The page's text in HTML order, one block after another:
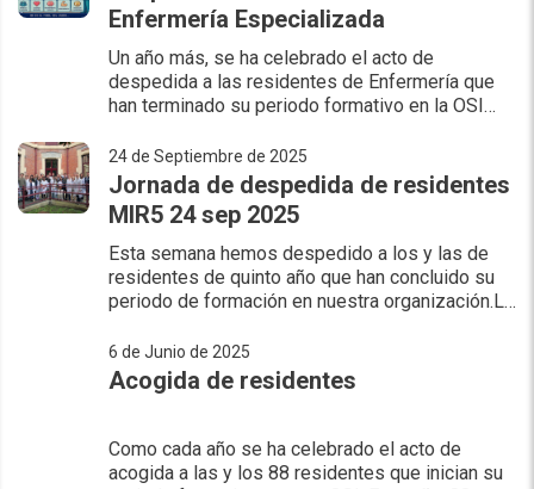
Enfermería Especializada
Un año más, se ha celebrado el acto de
despedida a las residentes de Enfermería que
han terminado su periodo formativo en la OSI
residencia, en una de las 5 e
24 de Septiembre de 2025
Jornada de despedida de residentes
MIR5 24 sep 2025
Esta semana hemos despedido a los y las de
residentes de quinto año que han concluido su
periodo de formación en nuestra organización.La
las 14 residentes
6 de Junio de 2025
Acogida de residentes
Como cada año se ha celebrado el acto de
acogida a las y los 88 residentes que inician su